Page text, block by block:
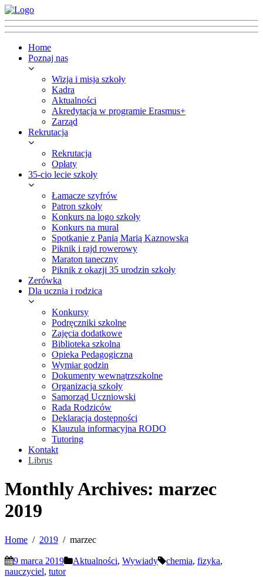
Home
Poznaj nas
Wizja i misja szkoły
Kadra
Aktualności
Akredytacja w programie Erasmus+
Zarząd
Rekrutacja
Rekrutacja
Opłaty
35-cio lecie szkoły
Łamacze szyfrów
Patron szkoły
Konkurs na logo szkoły
Konkurs na mural
Spotkanie z Panią Marią Kaznowską
Piknik i rajd rowerowy
Maraton taneczny
Piknik z okazji 35 urodzin szkoły
Zerówka
Dla ucznia i rodzica
Konkursy
Podręczniki szkolne
Zajęcia dodatkowe
Biblioteka szkolna
Opieka Pedagogiczna
Wymiar godzin
Dokumenty wewnątrzszkolne
Organizacja szkoły
Samorząd Uczniowski
Rada Rodziców
Deklaracja dostępności
Klauzula informacyjna RODO
Tutoring
Kontakt
Librus
Monthly Archives: marzec
2019
Home 2019 marzec
9 marca 2019 Aktualności, Wywiady chemia, fizyka,
nauczyciel, tutor